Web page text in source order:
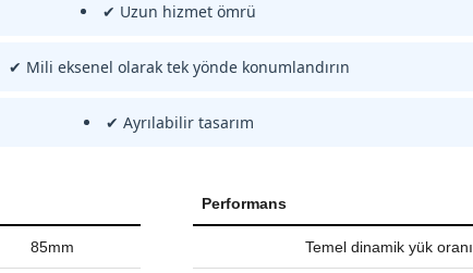
✔ Uzun hizmet ömrü
✔ Mili eksenel olarak tek yönde konumlandırın
✔ Ayrılabilir tasarım
85mm
Performans
Temel dinamik yük oranı